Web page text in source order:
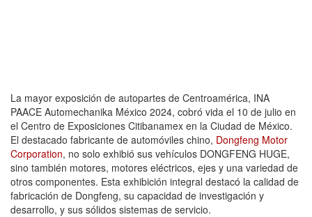
La mayor exposición de autopartes de Centroamérica, INA
PAACE Automechanika México 2024, cobró vida el 10 de julio en
el Centro de Exposiciones Citibanamex en la Ciudad de México.
El destacado fabricante de automóviles chino, Dongfeng Motor
Corporation, no solo exhibió sus vehículos DONGFENG HUGE,
sino también motores, motores eléctricos, ejes y una variedad de
otros componentes. Esta exhibición integral destacó la calidad de
fabricación de Dongfeng, su capacidad de investigación y
desarrollo, y sus sólidos sistemas de servicio.